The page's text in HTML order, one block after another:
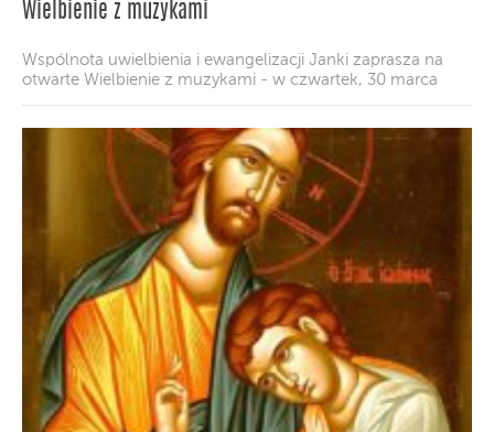
Wielbienie z muzykami
Wspólnota uwielbienia i ewangelizacji Janki zaprasza na
otwarte Wielbienie z muzykami - w czwartek, 30 marca